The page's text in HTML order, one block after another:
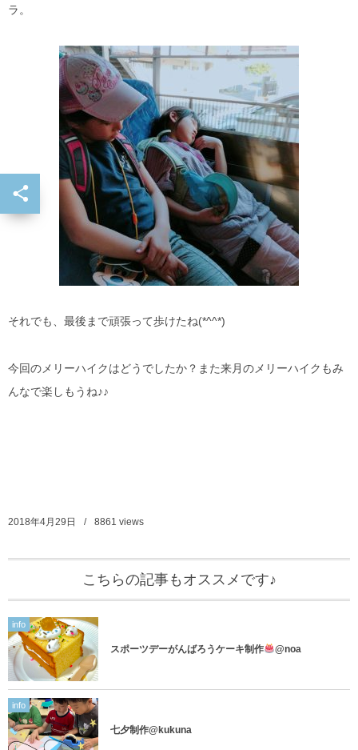
ラ。
それでも、最後まで頑張って歩けたね(*^^*)
今回のメリーハイクはどうでしたか？また来月のメリーハイクもみ
んなで楽しもうね♪♪
2018年4月29日 8861 views
こちらの記事もオススメです♪
info
スポーツデーがんばろうケーキ制作 @noa
info
七夕制作@kukuna